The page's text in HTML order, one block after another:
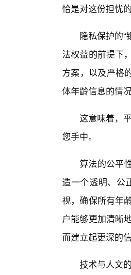
恰是对这份担忧
隐私保护的“
法权益的前提下
方案，以及严格
体年龄信息的情
这意味着，
您手中。
算法的公平
造一个透明、公
视，确保所有年
户能够更加清晰
而建立起更深的信
技术与人文